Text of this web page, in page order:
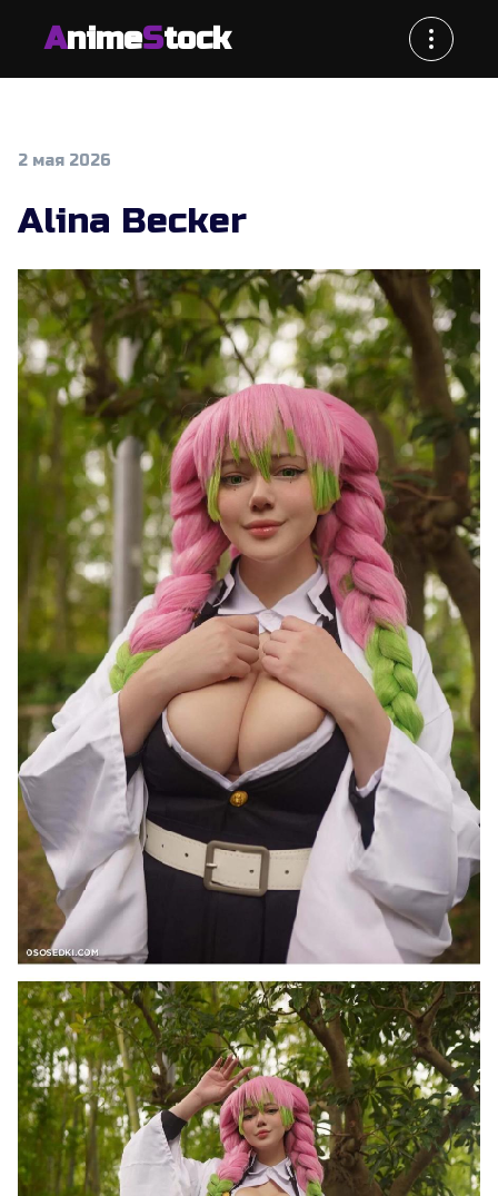
AnimeStock
2 мая 2026
Alina Becker